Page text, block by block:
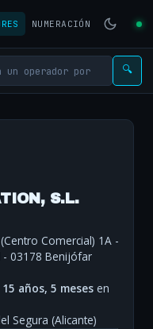
NUMERACIÓN
🔍
S.L.
Comercial) 1A -
- 03178 Benijófar
15 años, 5 meses en
Segura (Alicante)